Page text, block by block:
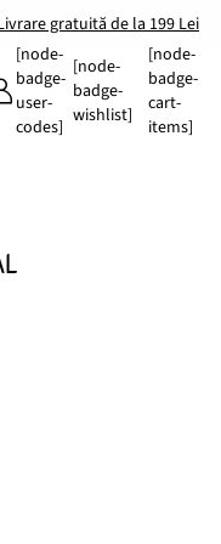
gratuită de la 199 Lei
[node-
badge-
user-
codes]
[node-
badge-
wishlist]
[node-
badge-
cart-
items]